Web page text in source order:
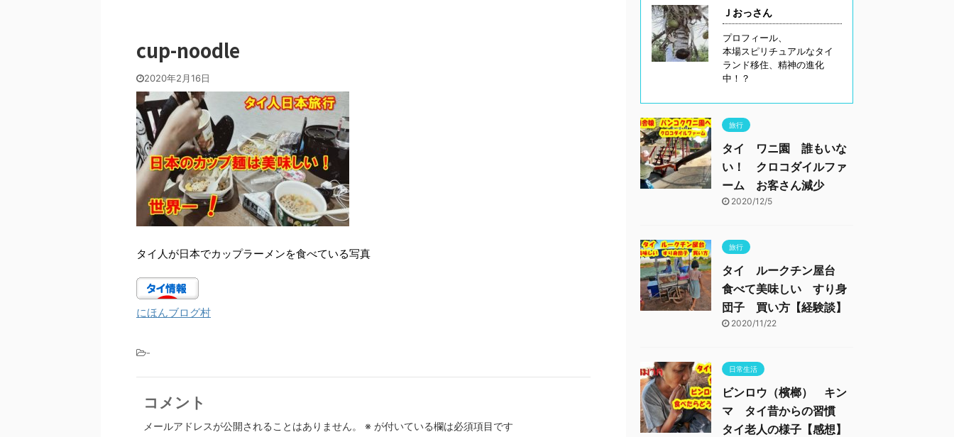
cup-noodle
2020年2月16日
タイ人が日本でカップラーメンを食べている写真
にほんブログ村
-
コメント
メールアドレスが公開されることはありません。 ※ が付いている欄は必須項目です
Ｊおっさん
プロフィール、
本場スピリチュアルなタイ
ランド移住、精神の進化
中！？
旅行
タイ ワニ園 誰もいな
い！ クロコダイルファ
ーム お客さん減少
2020/12/5
旅行
タイ ルークチン屋台
食べて美味しい すり身
団子 買い方【経験談】
2020/11/22
日常生活
ビンロウ（檳榔） キン
マ タイ昔からの習慣
タイ老人の様子【感想】